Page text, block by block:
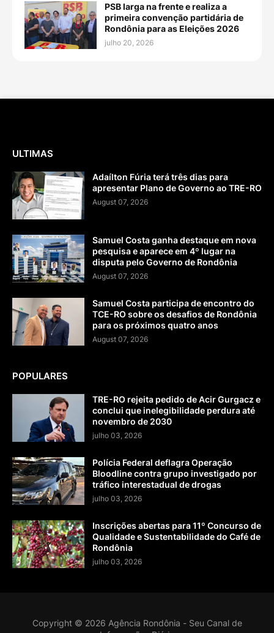
PSB larga na frente e realiza a
primeira convenção partidária de
Rondônia para as Eleições 2026
julho 20, 2026
ULTIMAS
Adaílton Fúria terá três dias para
apresentar Plano de Governo ao TRE-RO
August 07, 2026
Samuel Costa ganha destaque em nova
pesquisa e aparece em 4º lugar na
disputa pelo Governo de Rondônia
August 07, 2026
Samuel Costa participa de encontro do
TCE-RO sobre os desafios de Rondônia
para os próximos quatro anos
August 07, 2026
POPULARES
TRE-RO rejeita pedido de Acir Gurgacz e
conclui que inelegibilidade perdura até
novembro de 2030
julho 03, 2026
Polícia Federal deflagra Operação
Bloodline contra grupo investigado por
tráfico interestadual de drogas
julho 03, 2026
Inscrições abertas para 11º Concurso de
Qualidade e Sustentabilidade do Café de
Rondônia
julho 03, 2026
Copyright © 2026 Agência Rondônia - Seu Canal de